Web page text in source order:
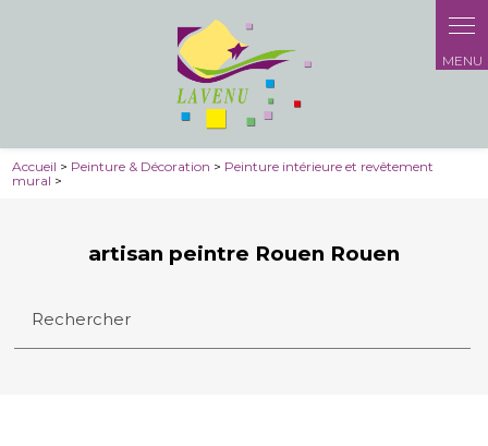
Accueil > Peinture & Décoration > Peinture intérieure et revêtement
mural >
artisan peintre Rouen Rouen
Rechercher